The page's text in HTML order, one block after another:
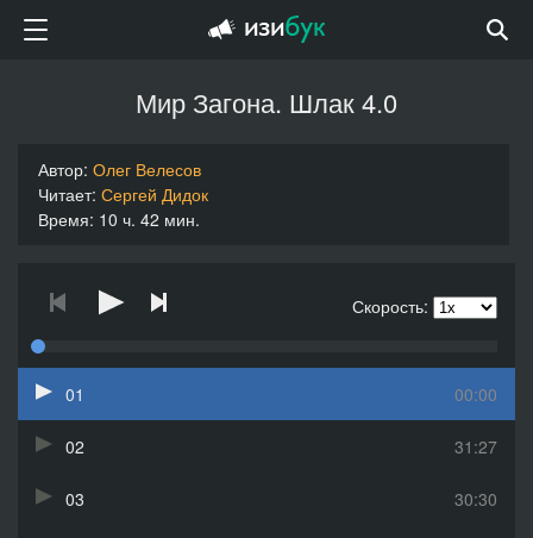
Мир Загона. Шлак 4.0
Автор: Олег Велесов
Читает: Сергей Дидок
Время: 10 ч. 42 мин.
Скорость:
00:00
01
31:27
02
30:30
03